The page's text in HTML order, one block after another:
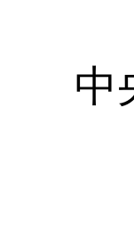
中